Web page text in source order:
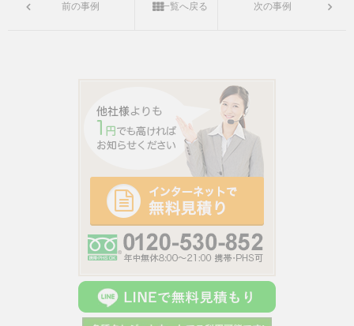
前の事例 一覧へ戻る 次の事例